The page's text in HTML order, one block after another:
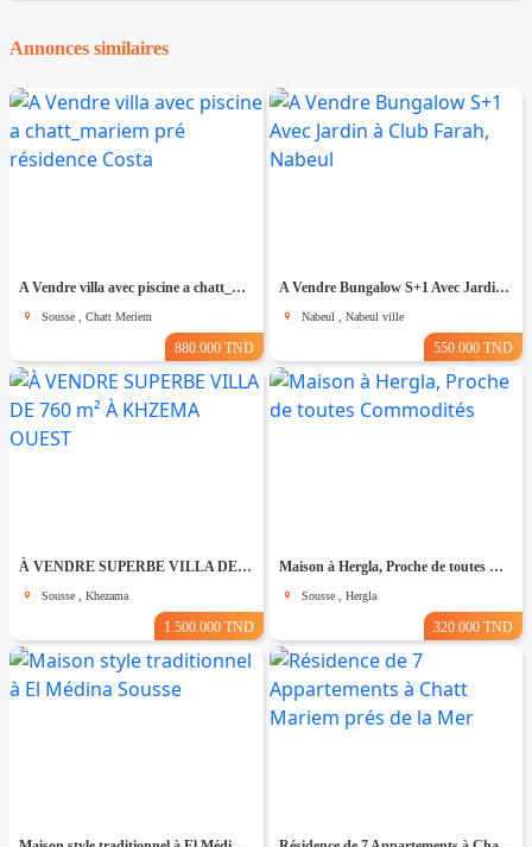
Annonces similaires
A Vendre villa avec piscine a chatt_mariem pré résidence Costa
Sousse , Chatt Meriem
880.000 TND
A Vendre Bungalow S+1 Avec Jardin à Club Farah, Nabeul
Nabeul , Nabeul ville
550.000 TND
À VENDRE SUPERBE VILLA DE 760 m² À KHZEMA OUEST
Sousse , Khezama
1.500.000 TND
Maison à Hergla, Proche de toutes Commodités
Sousse , Hergla
320.000 TND